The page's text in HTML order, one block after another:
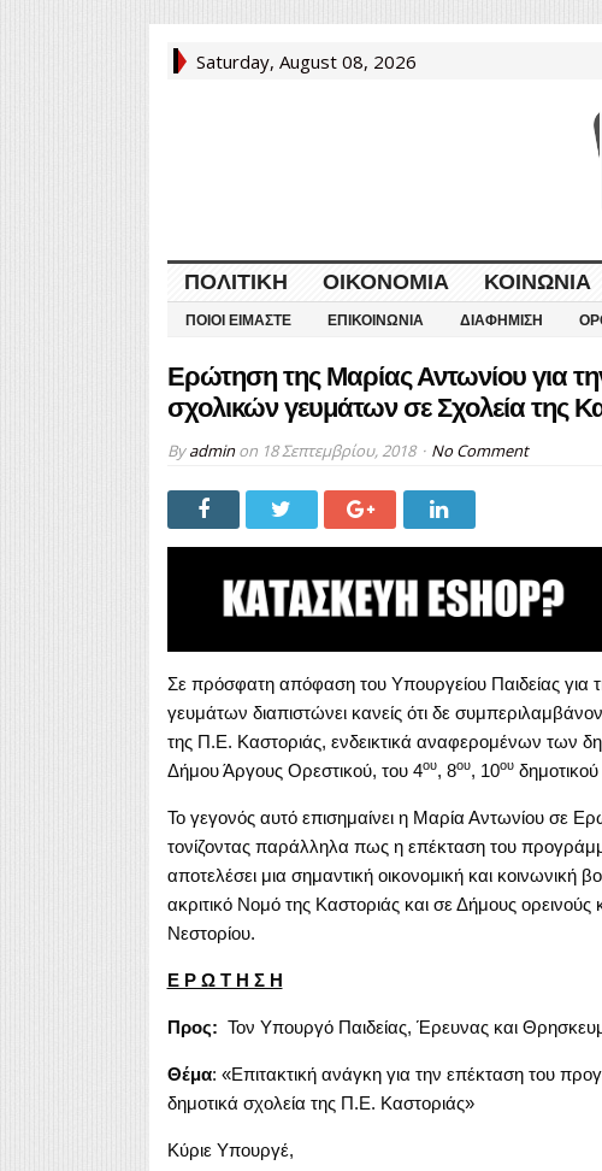
Saturday, August 08, 2026
ΠΟΛΙΤΙΚΉ ΟΙΚΟΝΟΜΊΑ ΚΟΙΝΩΝΊΑ
ΠΟΙΟΙ ΕΊΜΑΣΤΕ ΕΠΙΚΟΙΝΩΝΊΑ ΔΙΑΦΉΜΙΣΗ
Ερώτηση της Μαρίας Αντωνίου για
σχολικών γευμάτων σε Σχολεία της
Byadminon 18 Σεπτεμβρίου, 2018 No Comment
Σε πρόσφατη απόφαση του Υπουργείου Παιδείας
γευμάτων διαπιστώνει κανείς ότι δε
της Π.Ε. Καστοριάς, ενδεικτικά αναφερομένων των
Δήμου Άργους Ορεστικού, του 4ου, 8ου, 10ου
Το γεγονός αυτό επισημαίνει η Μαρία Αντωνίου σε
τονίζοντας παράλληλα πως η επέκταση του
αποτελέσει μια σημαντική οικονομική και κοινωνική
ακριτικό Νομό της Καστοριάς και σε Δήμους
Νεστορίου.
Ε Ρ Ω Τ Η Σ Η
Προς: Τον Υπουργό Παιδείας, Έρευνας και
Θέμα: «Επιτακτική ανάγκη για την επέκταση του
δημοτικά σχολεία της Π.Ε. Καστοριάς»
Κύριε Υπουργέ,